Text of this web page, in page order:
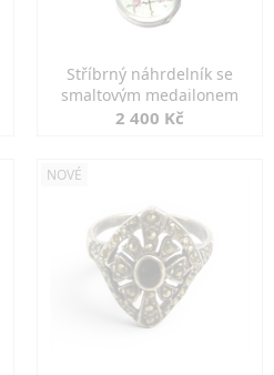
Stříbrný náhrdelník se
smaltovým medailonem
2 400 Kč
NOVÉ